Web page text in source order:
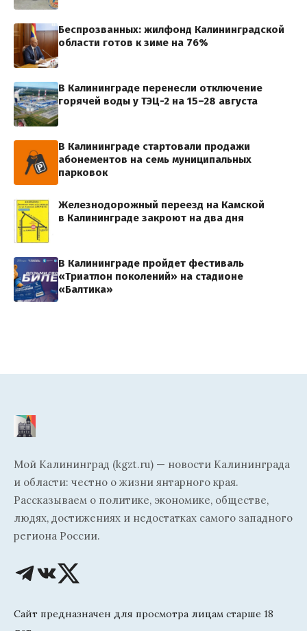
Беспрозванных: жилфонд Калининградской
области готов к зиме на 76%
В Калининграде перенесли отключение
горячей воды у ТЭЦ-2 на 15–28 августа
В Калининграде стартовали продажи
абонементов на семь муниципальных
парковок
Железнодорожный переезд на Камской
в Калининграде закроют на два дня
В Калининграде пройдет фестиваль
«Триатлон поколений» на стадионе
«Балтика»
Мой Калининград (kgzt.ru) — новости Калининграда
и области: честно о жизни янтарного края.
Рассказываем о политике, экономике, обществе,
людях, достижениях и недостатках самого западного
региона России.
Сайт предназначен для просмотра лицам старше 18